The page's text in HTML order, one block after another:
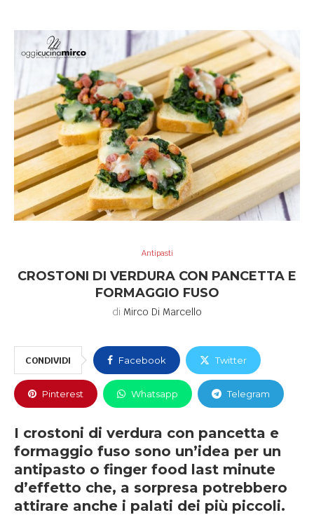
Antipasti
CROSTONI DI VERDURA CON PANCETTA E
FORMAGGIO FUSO
di Mirco Di Marcello
CONDIVIDI Facebook Twitter
Pinterest Whatsapp Telegram
I crostoni di verdura con pancetta e
formaggio fuso sono un’idea per un
antipasto o finger food last minute
d’effetto che, a sorpresa potrebbero
attirare anche i palati dei più piccoli.